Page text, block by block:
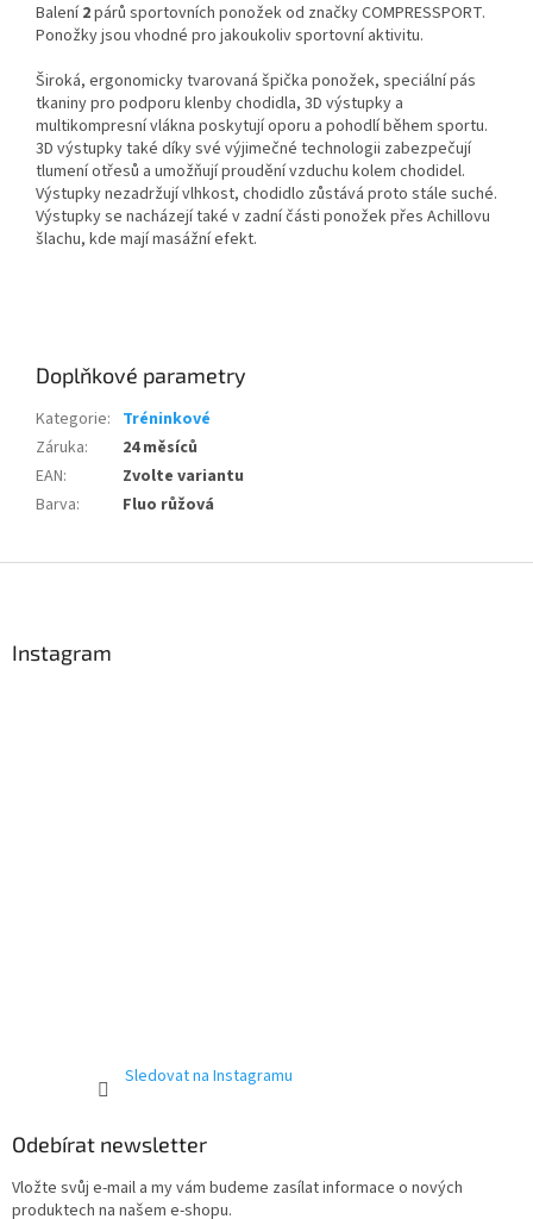
Balení2párů sportovních ponožek od značky COMPRESSPORT.
Ponožky jsou vhodné pro jakoukoliv sportovní aktivitu.
Široká, ergonomicky tvarovaná špička ponožek, speciální pás
tkaniny pro podporu klenby chodidla, 3D výstupky a
multikompresní vlákna poskytují oporu a pohodlí během sportu.
3D výstupky také díky své výjimečné technologii zabezpečují
tlumení otřesů a umožňují proudění vzduchu kolem chodidel.
Výstupky nezadržují vlhkost, chodidlo zůstává proto stále suché.
Výstupky se nacházejí také v zadní části ponožek přes Achillovu
šlachu, kde mají masážní efekt.
Doplňkové parametry
Kategorie: Tréninkové
Záruka:
24 měsíců
EAN:
Zvolte variantu
Barva: Fluo růžová
Instagram
Sledovat na Instagramu
Odebírat newsletter
Vložte svůj e-mail a my vám budeme zasílat informace o nových
produktech na našem e-shopu.